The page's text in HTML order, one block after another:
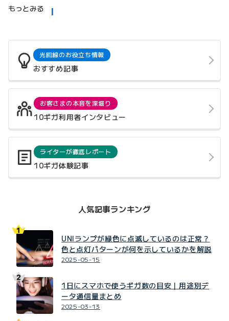
もっとみる
光回線のお役立ち情報
おすすめ記事
お客さまの本音を深堀り
10ギガ利用者インタビュー
ライターが徹底レポート
10ギガ体験記事
人気記事ランキング
UNIランプが緑色に点滅しているのは正常？
色と点灯パターンが何を示しているかを解説
2025-05-15
1日にスマホで使うギガ数の目安｜用途別デ
ータ通信量まとめ
2025-03-13